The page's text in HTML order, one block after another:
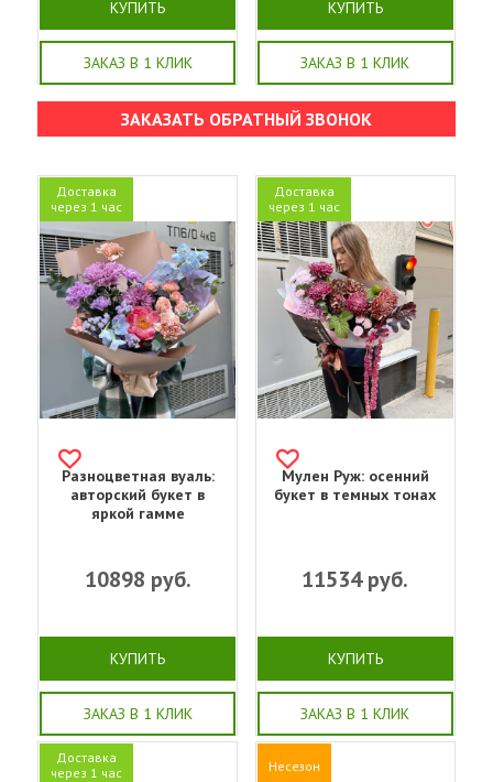
КУПИТЬ
ЗАКАЗ В 1 КЛИК
КУПИТЬ
ЗАКАЗ В 1 КЛИК
ЗАКАЗАТЬ ОБРАТНЫЙ ЗВОНОК
Доставка
через 1 час
Разноцветная вуаль:
авторский букет в
яркой гамме
10898 руб.
КУПИТЬ
ЗАКАЗ В 1 КЛИК
Доставка
через 1 час
Мулен Руж: осенний
букет в темных тонах
11534руб.
КУПИТЬ
ЗАКАЗ В 1 КЛИК
Доставка
через 1 час
Несезон